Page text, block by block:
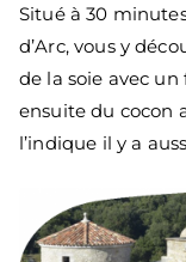
Situé à 30
d’Arc, vous y
de la soie avec un
ensuite du cocon
l’indique il y a